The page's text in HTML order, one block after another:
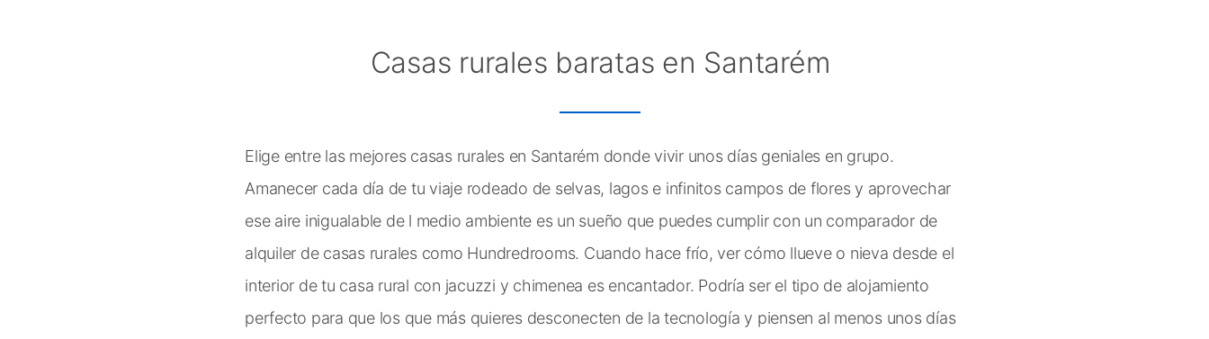
Casas rurales baratas en Santarém
Elige entre las mejores casas rurales en Santarém donde vivir unos días geniales en grupo.
Amanecer cada día de tu viaje rodeado de selvas, lagos e infinitos campos de flores y aprovechar
ese aire inigualable de l medio ambiente es un sueño que puedes cumplir con un comparador de
alquiler de casas rurales como Hundredrooms. Cuando hace frío, ver cómo llueve o nieva desde el
interior de tu casa rural con jacuzzi y chimenea es encantador. Podría ser el tipo de alojamiento
perfecto para que los que más quieres desconecten de la tecnología y piensen al menos unos días